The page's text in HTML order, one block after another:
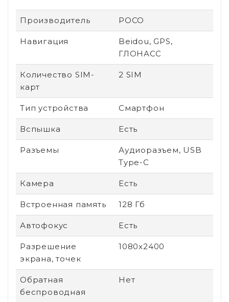
Производитель POCO
Навигация
Beidou, GPS,
ГЛОНАСС
Количество SIM-
карт
2 SIM
Тип устройства Смартфон
Вспышка Есть
Разъемы
Аудиоразъем, USB
Type-C
Камера Есть
Встроенная память 128 Гб
Автофокус Есть
Разрешение
экрана, точек
1080x2400
Обратная
беспроводная
Нет